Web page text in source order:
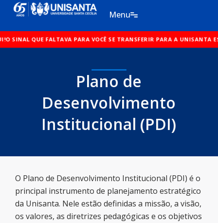
o
conteúdo
Menu
QUE FALTAVA PARA VOCÊ SE TRANSFERIR PARA A UNISANTA ESTÁ
Plano de
Desenvolvimento
Institucional (PDI)
O Plano de Desenvolvimento Institucional (PDI) é o
principal instrumento de planejamento estratégico
da Unisanta. Nele estão definidas a missão, a visão,
os valores, as diretrizes pedagógicas e os objetivos